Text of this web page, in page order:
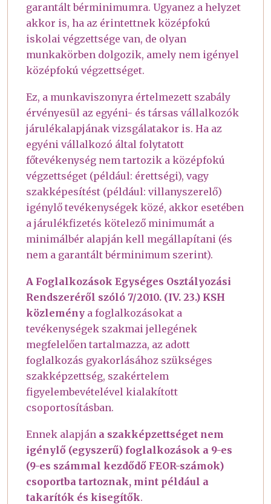
garantált bérminimumra. Ugyanez a helyzet
akkor is, ha az érintettnek középfokú
iskolai végzettsége van, de olyan
munkakörben dolgozik, amely nem igényel
középfokú végzettséget.
Ez, a munkaviszonyra értelmezett szabály
érvényesül az egyéni- és társas vállalkozók
járulékalapjának vizsgálatakor is. Ha az
egyéni vállalkozó által folytatott
főtevékenység nem tartozik a középfokú
végzettséget (például: érettségi), vagy
szakképesítést (például: villanyszerelő)
igénylő tevékenységek közé, akkor esetében
a járulékfizetés kötelező minimumát a
minimálbér alapján kell megállapítani (és
nem a garantált bérminimum szerint).
A Foglalkozások Egységes Osztályozási
Rendszeréről szóló 7/2010. (IV. 23.) KSH
közlemény a foglalkozásokat a
tevékenységek szakmai jellegének
megfelelően tartalmazza, az adott
foglalkozás gyakorlásához szükséges
szakképzettség, szakértelem
figyelembevételével kialakított
csoportosításban.
Ennek alapján a szakképzettséget nem
igénylő (egyszerű) foglalkozások a 9-es
(9-es számmal kezdődő FEOR-számok)
csoportba tartoznak, mint például a
takarítók és kisegítők.